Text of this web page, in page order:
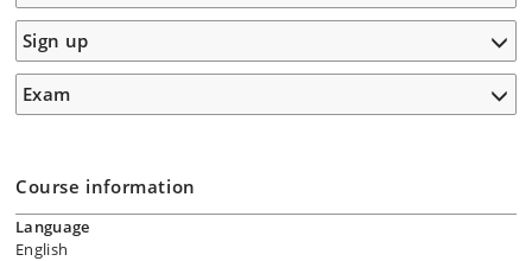
Sign up
Exam
Course information
Language
English